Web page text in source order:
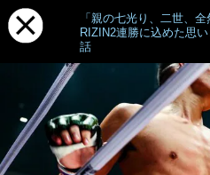
「親の七光り、二世、
RIZIN2連勝に込めた思
話